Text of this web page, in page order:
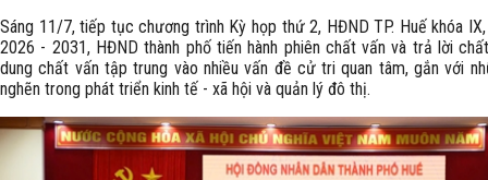
Sáng 11/7, tiếp tục chương trình Kỳ họp thứ 2, HĐND TP. Huế khóa
2026 - 2031, HĐND thành phố tiến hành phiên chất vấn và trả lời
dung chất vấn tập trung vào nhiều vấn đề cử tri quan tâm, gắn với
nghẽn trong phát triển kinh tế - xã hội và quản lý đô thị.